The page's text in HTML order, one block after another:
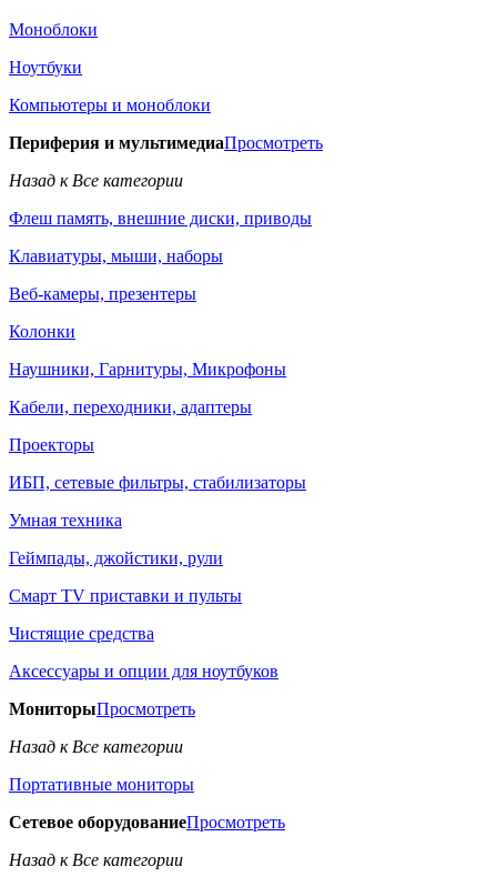
Моноблоки
Ноутбуки
Компьютеры и моноблоки
Периферия и мультимедиаПросмотреть
Назад к Все категории
Флеш память, внешние диски, приводы
Клавиатуры, мыши, наборы
Веб-камеры, презентеры
Колонки
Наушники, Гарнитуры, Микрофоны
Кабели, переходники, адаптеры
Проекторы
ИБП, сетевые фильтры, стабилизаторы
Умная техника
Геймпады, джойстики, рули
Смарт TV приставки и пульты
Чистящие средства
Аксессуары и опции для ноутбуков
МониторыПросмотреть
Назад к Все категории
Портативные мониторы
Сетевое оборудованиеПросмотреть
Назад к Все категории